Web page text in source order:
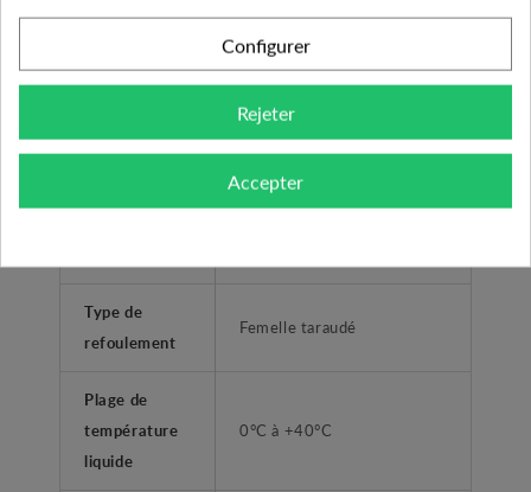
Diamètre de
Type liquide
Liquides propres, sans
corps solides ou abrasifs,
Type de
refoulement
Femelle taraudé
Plage de
température
liquide
0°C à +40°C
Configurer
Rejeter
Accepter